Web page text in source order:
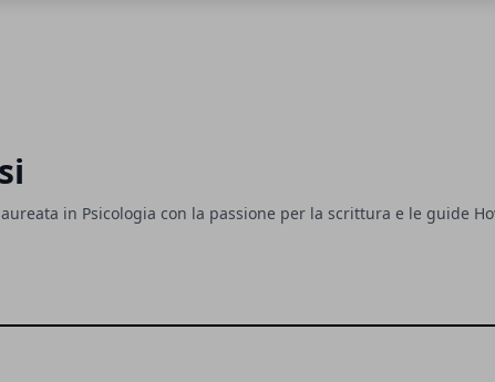
in Psicologia con la passione per la scrittura e le guide